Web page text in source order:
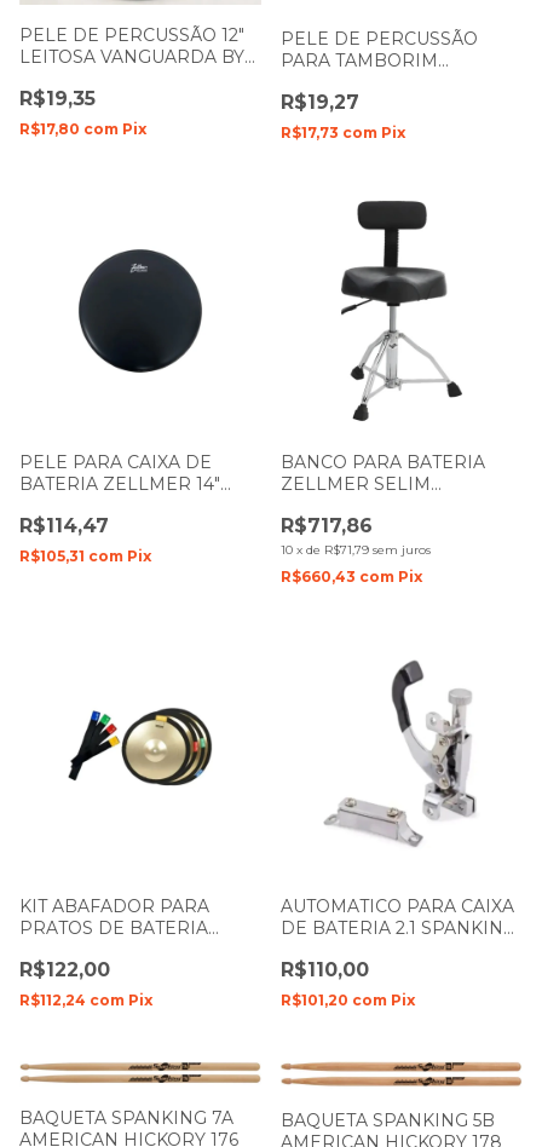
PELE DE PERCUSSÃO 12"
LEITOSA VANGUARDA BY
R$19,35
R$17,80 com Pix
PELE DE PERCUSSÃO
PARA TAMBORIM
6" LEITOSA 476
R$19,27
R$17,73 com Pix
PELE PARA CAIXA DE
BATERIA ZELLMER 14"
PRETA 1416
R$114,47
R$105,31 com Pix
BANCO PARA BATERIA
ZELLMER SELIM
ENCOSTO 23.4 PRETO 1020
R$717,86
10 x de R$71,79 sem juros
R$660,43 com Pix
KIT ABAFADOR PARA
PRATOS DE BATERIA
R$122,00
R$112,24 com Pix
AUTOMATICO PARA CAIXA
DE BATERIA 2.1 SPANKING
R$110,00
R$101,20 com Pix
BAQUETA SPANKING 7A
AMERICAN HICKORY 176
BAQUETA SPANKING 5B
AMERICAN HICKORY 178